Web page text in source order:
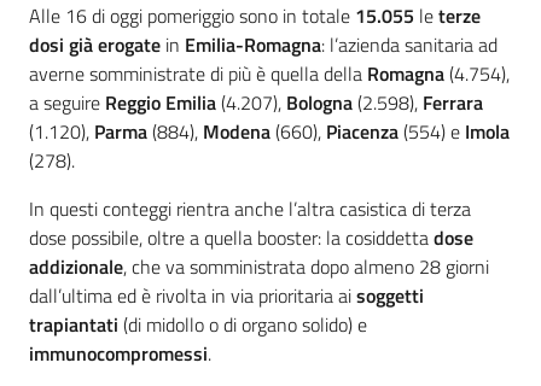
Alle 16 di oggi pomeriggio sono in totale 15.055 leterze
dosi già erogate in Emilia-Romagna: l’azienda sanitaria ad
averne somministrate di più è quella della Romagna(4.754),
a seguire Reggio Emilia(4.207), Bologna(2.598), Ferrara
(1.120), Parma(884), Modena(660), Piacenza(554) e Imola
(278).
In questi conteggi rientra anche l’altra casistica di terza
dose possibile, oltre a quella booster: la cosiddettadose
addizionale, che va somministrata dopo almeno 28 giorni
dall’ultima ed è rivolta in via prioritaria aisoggetti
trapiantati (di midollo o di organo solido) e
immunocompromessi.